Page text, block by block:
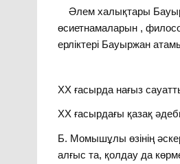
Әлем халықтары
өсиетнамаларын ,
ерліктері Бауыржан
ХХ ғасырда нағыз
ХХ ғасырдағы қазақ
Б. Момышұлы өзінің
алғыс та, қолдау да